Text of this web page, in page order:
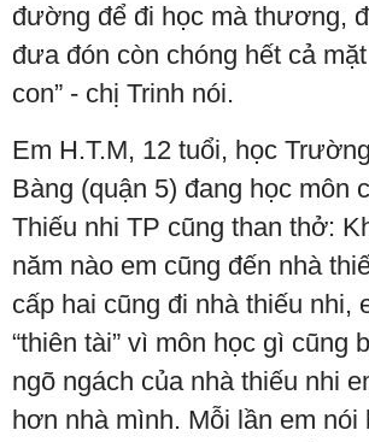
đường để đi học mà thương,
đưa đón còn chóng hết cả
con” - chị Trinh nói.
Em H.T.M, 12 tuổi, học
Bàng (quận 5) đang học môn
Thiếu nhi TP cũng than thở:
năm nào em cũng đến nhà
cấp hai cũng đi nhà thiếu nhi,
“thiên tài” vì môn học gì cũng
ngõ ngách của nhà thiếu nhi
hơn nhà mình. Mỗi lần em nói